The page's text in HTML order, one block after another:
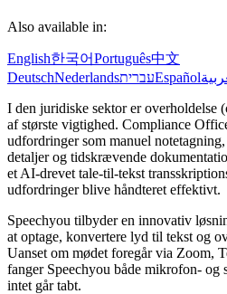
Also available in:
English한국어Português中文
DeutschNederlandsעבריתEspañol
I den juridiske sektor er overholdelse
af største vigtighed. Compliance
udfordringer som manuel
detaljer og tidskrævende
et AI-drevet tale-til-tekst
udfordringer blive håndteret effektivt.
Speechyou tilbyder en innovativ
at optage, konvertere lyd til tekst og
Uanset om mødet foregår via Zoom,
fanger Speechyou både mikrofon- og
intet går tabt.